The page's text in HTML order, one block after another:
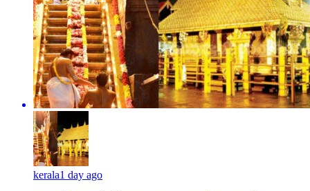
kerala1 day ago